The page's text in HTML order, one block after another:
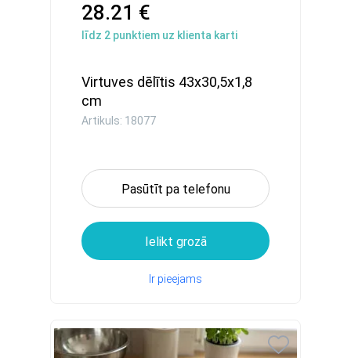
28.21 €
līdz 2 punktiem uz klienta karti
Virtuves dēlītis 43x30,5x1,8
cm
Artikuls: 18077
Pasūtīt pa telefonu
Ielikt grozā
Ir pieejams